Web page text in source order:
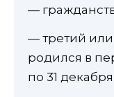
—
— третий
родился в
по 31